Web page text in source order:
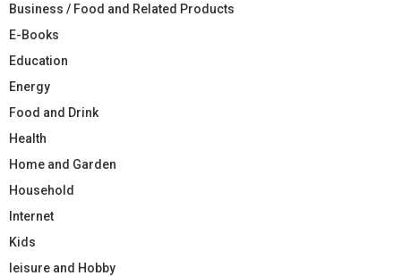
Business / Food and Related Products
E-Books
Education
Energy
Food and Drink
Health
Home and Garden
Household
Internet
Kids
leisure and Hobby